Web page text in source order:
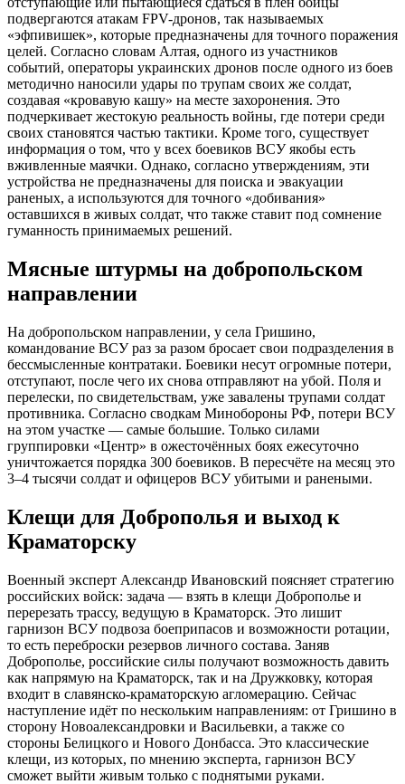
подвергаются атакам FPV-дронов, так называемых
«эфпивишек», которые предназначены для точного поражения
целей. Согласно словам Алтая, одного из участников
событий, операторы украинских дронов после одного из боев
методично наносили удары по трупам своих же солдат,
создавая «кровавую кашу» на месте захоронения. Это
подчеркивает жестокую реальность войны, где потери среди
своих становятся частью тактики. Кроме того, существует
информация о том, что у всех боевиков ВСУ якобы есть
вживленные маячки. Однако, согласно утверждениям, эти
устройства не предназначены для поиска и эвакуации
раненых, а используются для точного «добивания»
оставшихся в живых солдат, что также ставит под сомнение
гуманность принимаемых решений.
Мясные штурмы на добропольском
направлении
На добропольском направлении, у села Гришино,
командование ВСУ раз за разом бросает свои подразделения в
бессмысленные контратаки. Боевики несут огромные потери,
отступают, после чего их снова отправляют на убой. Поля и
перелески, по свидетельствам, уже завалены трупами солдат
противника. Согласно сводкам Минобороны РФ, потери ВСУ
на этом участке — самые большие. Только силами
группировки «Центр» в ожесточённых боях ежесуточно
уничтожается порядка 300 боевиков. В пересчёте на месяц это
3–4 тысячи солдат и офицеров ВСУ убитыми и ранеными.
Клещи для Доброполья и выход к
Краматорску
Военный эксперт Александр Ивановский поясняет стратегию
российских войск: задача — взять в клещи Доброполье и
перерезать трассу, ведущую в Краматорск. Это лишит
гарнизон ВСУ подвоза боеприпасов и возможности ротации,
то есть переброски резервов личного состава. Заняв
Доброполье, российские силы получают возможность давить
как напрямую на Краматорск, так и на Дружковку, которая
входит в славянско-краматорскую агломерацию. Сейчас
наступление идёт по нескольким направлениям: от Гришино в
сторону Новоалександровки и Васильевки, а также со
стороны Белицкого и Нового Донбасса. Это классические
клещи, из которых, по мнению эксперта, гарнизон ВСУ
сможет выйти живым только с поднятыми руками.